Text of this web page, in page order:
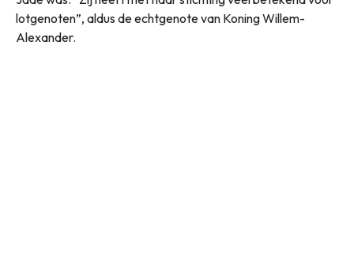
lotgenoten”, aldus de echtgenote van Koning Willem-
Alexander.